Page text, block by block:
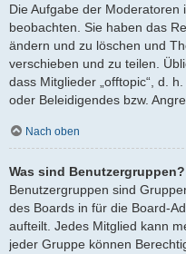
Die Aufgabe der
beobachten. Sie haben das
ändern und zu löschen und
verschieben und zu teilen.
dass Mitglieder „offtopic“, d.
oder Beleidigendes bzw.
Nach oben
Was sind Benutzergruppen?
Benutzergruppen sind
des Boards in für die Board-
aufteilt. Jedes Mitglied kann
jeder Gruppe können